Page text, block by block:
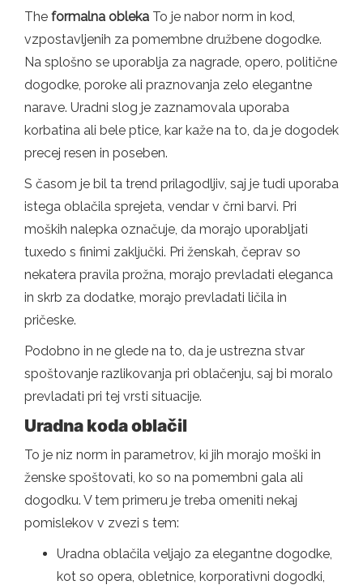
The formalna obleka To je nabor norm in kod,
vzpostavljenih za pomembne družbene dogodke.
Na splošno se uporablja za nagrade, opero, politične
dogodke, poroke ali praznovanja zelo elegantne
narave. Uradni slog je zaznamovala uporaba
korbatina ali bele ptice, kar kaže na to, da je dogodek
precej resen in poseben.
S časom je bil ta trend prilagodljiv, saj je tudi uporaba
istega oblačila sprejeta, vendar v črni barvi. Pri
moških nalepka označuje, da morajo uporabljati
tuxedo s finimi zaključki. Pri ženskah, čeprav so
nekatera pravila prožna, morajo prevladati eleganca
in skrb za dodatke, morajo prevladati ličila in
pričeske.
Podobno in ne glede na to, da je ustrezna stvar
spoštovanje razlikovanja pri oblačenju, saj bi moralo
prevladati pri tej vrsti situacije.
Uradna koda oblačil
To je niz norm in parametrov, ki jih morajo moški in
ženske spoštovati, ko so na pomembni gala ali
dogodku. V tem primeru je treba omeniti nekaj
pomislekov v zvezi s tem:
Uradna oblačila veljajo za elegantne dogodke,
kot so opera, obletnice, korporativni dogodki,